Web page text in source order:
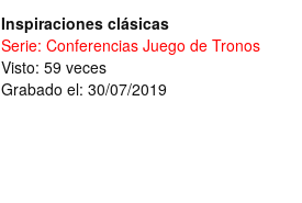
Inspiraciones clásicas
Serie: Conferencias Juego de Tronos
Visto: 59 veces
Grabado el: 30/07/2019